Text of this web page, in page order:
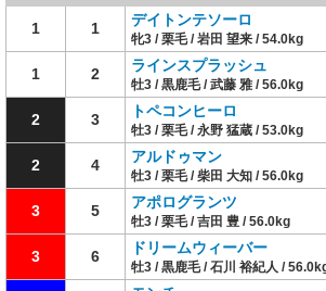
1 1 デイトンテソーロ
牝3 / 栗毛 / 岩田 望来 / 54.0kg
1 2 ラインスプラッシュ
牡3 / 黒鹿毛 / 武藤 雅 / 56.0kg
2 3 トペコンヒーロ
牡3 / 栗毛 / 永野 猛蔵 / 53.0kg
2 4 アルドゥマン
牡3 / 栗毛 / 柴田 大知 / 56.0kg
3 5 アポログランツ
牡3 / 栗毛 / 吉田 豊 / 56.0kg
3 6 ドリームウィーバー
牡3 / 黒鹿毛 / 石川 裕紀人 /